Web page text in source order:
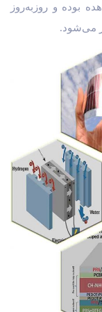
بوده و روزبه‌روز
می‌شود.